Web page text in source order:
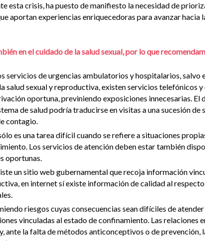
esta crisis, ha puesto de manifiesto la necesidad de
aportan experiencias enriquecedoras para avanzar hacia
en el cuidado de la salud sexual, por lo que
servicios de urgencias ambulatorios y hospitalarios, salvo
salud sexual y reproductiva, existen servicios telefónicos y
oportuna, previniendo exposiciones innecesarias. El
de salud podría traducirse en visitas a una sucesión de
contagio.
es una tarea difícil cuando se refiere a situaciones
Los servicios de atención deben estar también
oportunas.
un sitio web gubernamental que recoja información
en internet sí existe información de calidad al
riesgos cuyas consecuencias sean difíciles de atender
vinculadas al estado de confinamiento. Las relaciones
ante la falta de métodos anticonceptivos o de prevención,